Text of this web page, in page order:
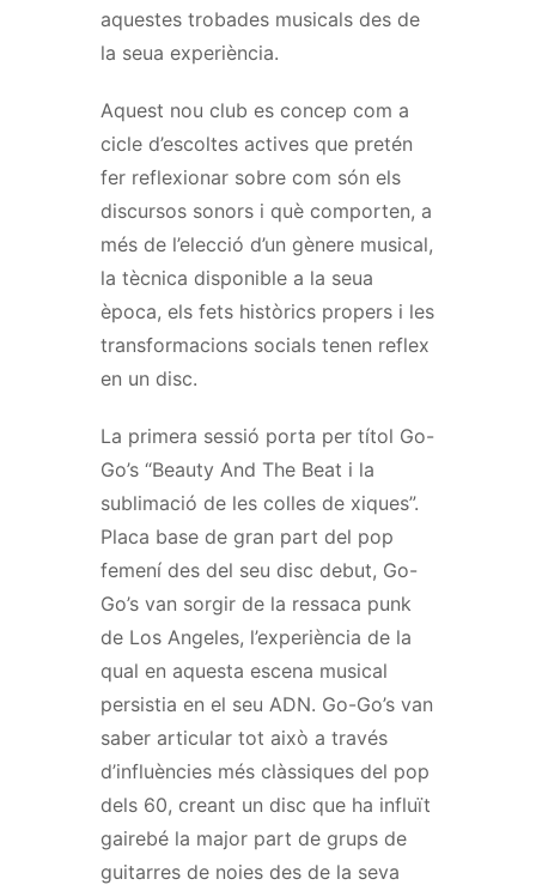
aquestes trobades musicals des de
la seua experiència.
Aquest nou club es concep com a
cicle d’escoltes actives que pretén
fer reflexionar sobre com són els
discursos sonors i què comporten, a
més de l’elecció d’un gènere musical,
la tècnica disponible a la seua
època, els fets històrics propers i les
transformacions socials tenen reflex
en un disc.
La primera sessió porta per títol Go-
Go’s “Beauty And The Beat i la
sublimació de les colles de xiques”.
Placa base de gran part del pop
femení des del seu disc debut, Go-
Go’s van sorgir de la ressaca punk
de Los Angeles, l’experiència de la
qual en aquesta escena musical
persistia en el seu ADN. Go-Go’s van
saber articular tot això a través
d’influències més clàssiques del pop
dels 60, creant un disc que ha influït
gairebé la major part de grups de
guitarres de noies des de la seva